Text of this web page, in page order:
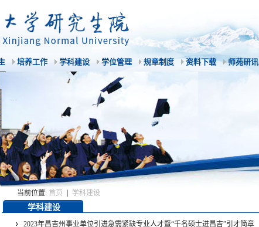
培养工作 学科建设 学位管理 规章制度 资料下载 师苑研讯
当前位置: 首页
学科建设
学科建设
2023年昌吉州事业单位引进急需紧缺专业人才暨“千名硕士进昌吉”引才简章